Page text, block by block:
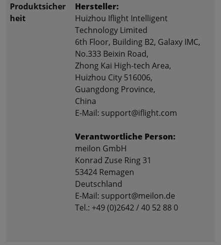
Produktsicher
heit
Hersteller:
Huizhou Iflight Intelligent
Technology Limited
6th Floor, Building B2, Galaxy IMC,
No.333 Beixin Road,
Zhong Kai High-tech Area,
Huizhou City 516006,
Guangdong Province,
China
E-Mail: support@iflight.com
Verantwortliche Person:
meilon GmbH
Konrad Zuse Ring 31
53424 Remagen
Deutschland
E-Mail: support@meilon.de
Tel.: +49 (0)2642 / 40 52 88 0